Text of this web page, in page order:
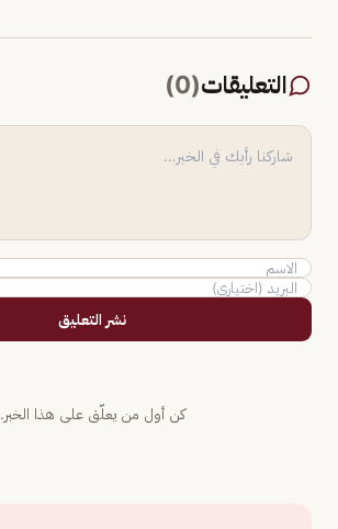
التعليقات(
0
)
نشر التعليق
كن أول من يعلّق على هذا الخبر.